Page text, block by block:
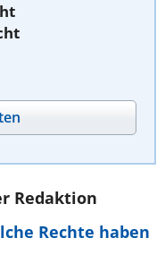
Redaktion
Rechte haben